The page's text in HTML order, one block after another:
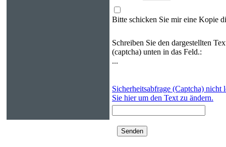
Bitte schicken Sie mir eine Kopie
Schreiben Sie den dargestellten
(captcha) unten in das Feld.:
...
Sicherheitsabfrage (Captcha) nicht
Sie hier um den Text zu ändern.